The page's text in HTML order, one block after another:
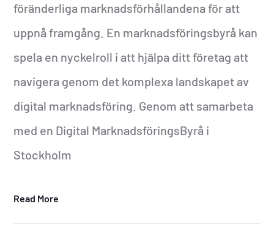
föränderliga marknadsförhållandena för att
uppnå framgång. En marknadsföringsbyrå kan
spela en nyckelroll i att hjälpa ditt företag att
navigera genom det komplexa landskapet av
digital marknadsföring. Genom att samarbeta
med en Digital MarknadsföringsByrå i
Stockholm
Read More